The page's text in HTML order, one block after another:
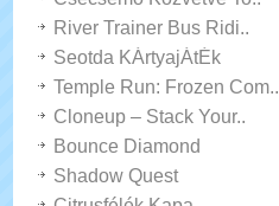
River Trainer Bus Ridi..
Seotda KÁrtyajÁtÉk
Temple Run: Frozen Com..
Cloneup – Stack Your..
Bounce Diamond
Shadow Quest